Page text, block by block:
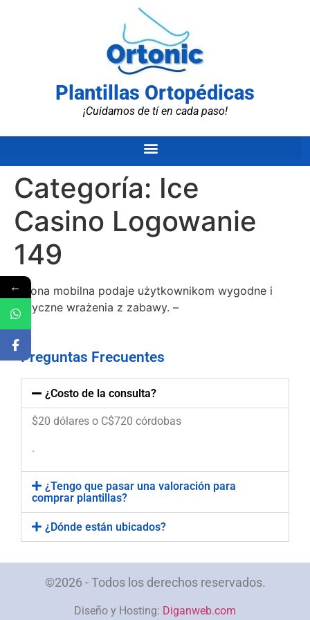
Plantillas Ortopédicas
¡Cuidamos de tí en cada paso!
Categoría: Ice
Casino Logowanie
149
Odsłona mobilna podaje użytkownikom wygodne i
elastyczne wrażenia z zabawy. –
Preguntas Frecuentes
¿Costo de la consulta?
$20 dólares o C$720 córdobas
.
¿Tengo que pasar una valoración para
comprar plantillas?
¿Dónde están ubicados?
©2026 - Todos los derechos reservados.
Diseño y Hosting: Diganweb.com
←